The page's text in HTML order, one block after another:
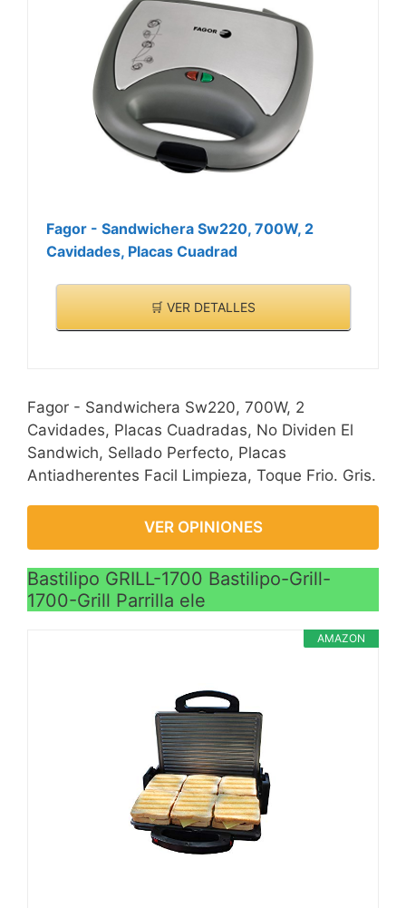
Fagor - Sandwichera Sw220, 700W, 2
Cavidades, Placas Cuadrad
🛒 VER DETALLES
Fagor - Sandwichera Sw220, 700W, 2
Cavidades, Placas Cuadradas, No Dividen El
Sandwich, Sellado Perfecto, Placas
Antiadherentes Facil Limpieza, Toque Frio. Gris.
VER OPINIONES
Bastilipo GRILL-1700 Bastilipo-Grill-
1700-Grill Parrilla ele
AMAZON